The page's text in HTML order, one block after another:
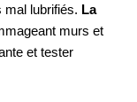
mal lubrifiés. La
murs et
et tester